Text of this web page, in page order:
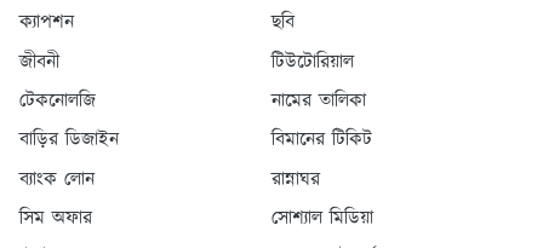
ক্যাপশন
ছবি
জীবনী
টিউটোরিয়াল
টেকনোলজি
নামের তালিকা
বাড়ির ডিজাইন
বিমানের টিকিট
ব্যাংক লোন
রান্নাঘর
সিম অফার
সোশ্যাল মিডিয়া